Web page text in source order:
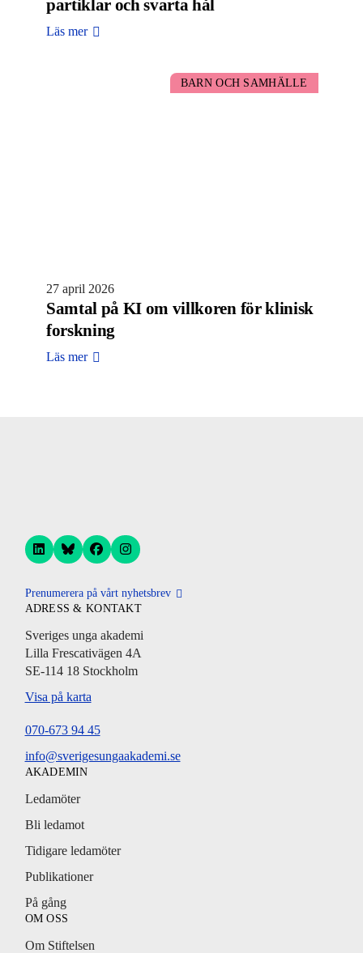
partiklar och svarta hål
Läs mer
BARN OCH SAMHÄLLE
27 april 2026
Samtal på KI om villkoren för klinisk
forskning
Läs mer
Prenumerera på vårt nyhetsbrev
ADRESS & KONTAKT
Sveriges unga akademi
Lilla Frescativägen 4A
SE-114 18 Stockholm
Visa på karta
070-673 94 45
info@sverigesungaakademi.se
AKADEMIN
Ledamöter
Bli ledamot
Tidigare ledamöter
Publikationer
På gång
OM OSS
Om Stiftelsen